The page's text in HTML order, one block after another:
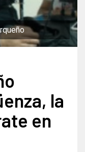
la
en